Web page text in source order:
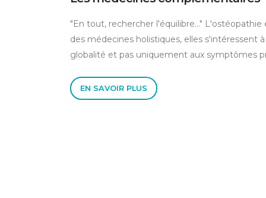
"En tout, rechercher l'équilibre..."
des médecines holistiques, elles s'intéressent
globalité et pas uniquement aux symptômes
EN SAVOIR PLUS